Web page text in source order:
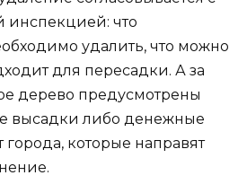
инспекцией: что
удалить, что можно
для пересадки. А за
дерево предусмотрены
высадки либо денежные
которые направят